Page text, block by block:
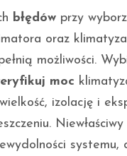
błędów przy
oraz
możliwości.
moc
izolację i
systemu,